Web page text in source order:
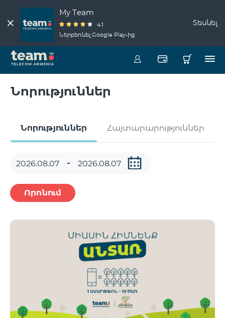
My Team
4.1
Ներբեռնել Google Play-ից
Տեսնել
Նորություններ
Նորություններ Հայտարարություններ
Որոնում